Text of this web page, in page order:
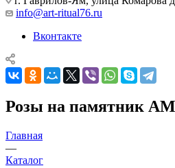
info@art-ritual76.ru
Вконтакте
Розы на памятник
Главная
—
Каталог